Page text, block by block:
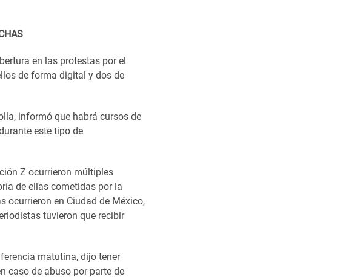
en las protestas por el
de forma digital y dos de
informó que habrá cursos de
este tipo de
Z ocurrieron múltiples
de ellas cometidas por la
ocurrieron en Ciudad de México,
tuvieron que recibir
matutina, dijo tener
caso de abuso por parte de